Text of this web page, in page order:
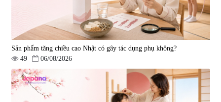
Sản phẩm tăng chiều cao Nhật có gây tác dụng phụ không?
49
06/08/2026